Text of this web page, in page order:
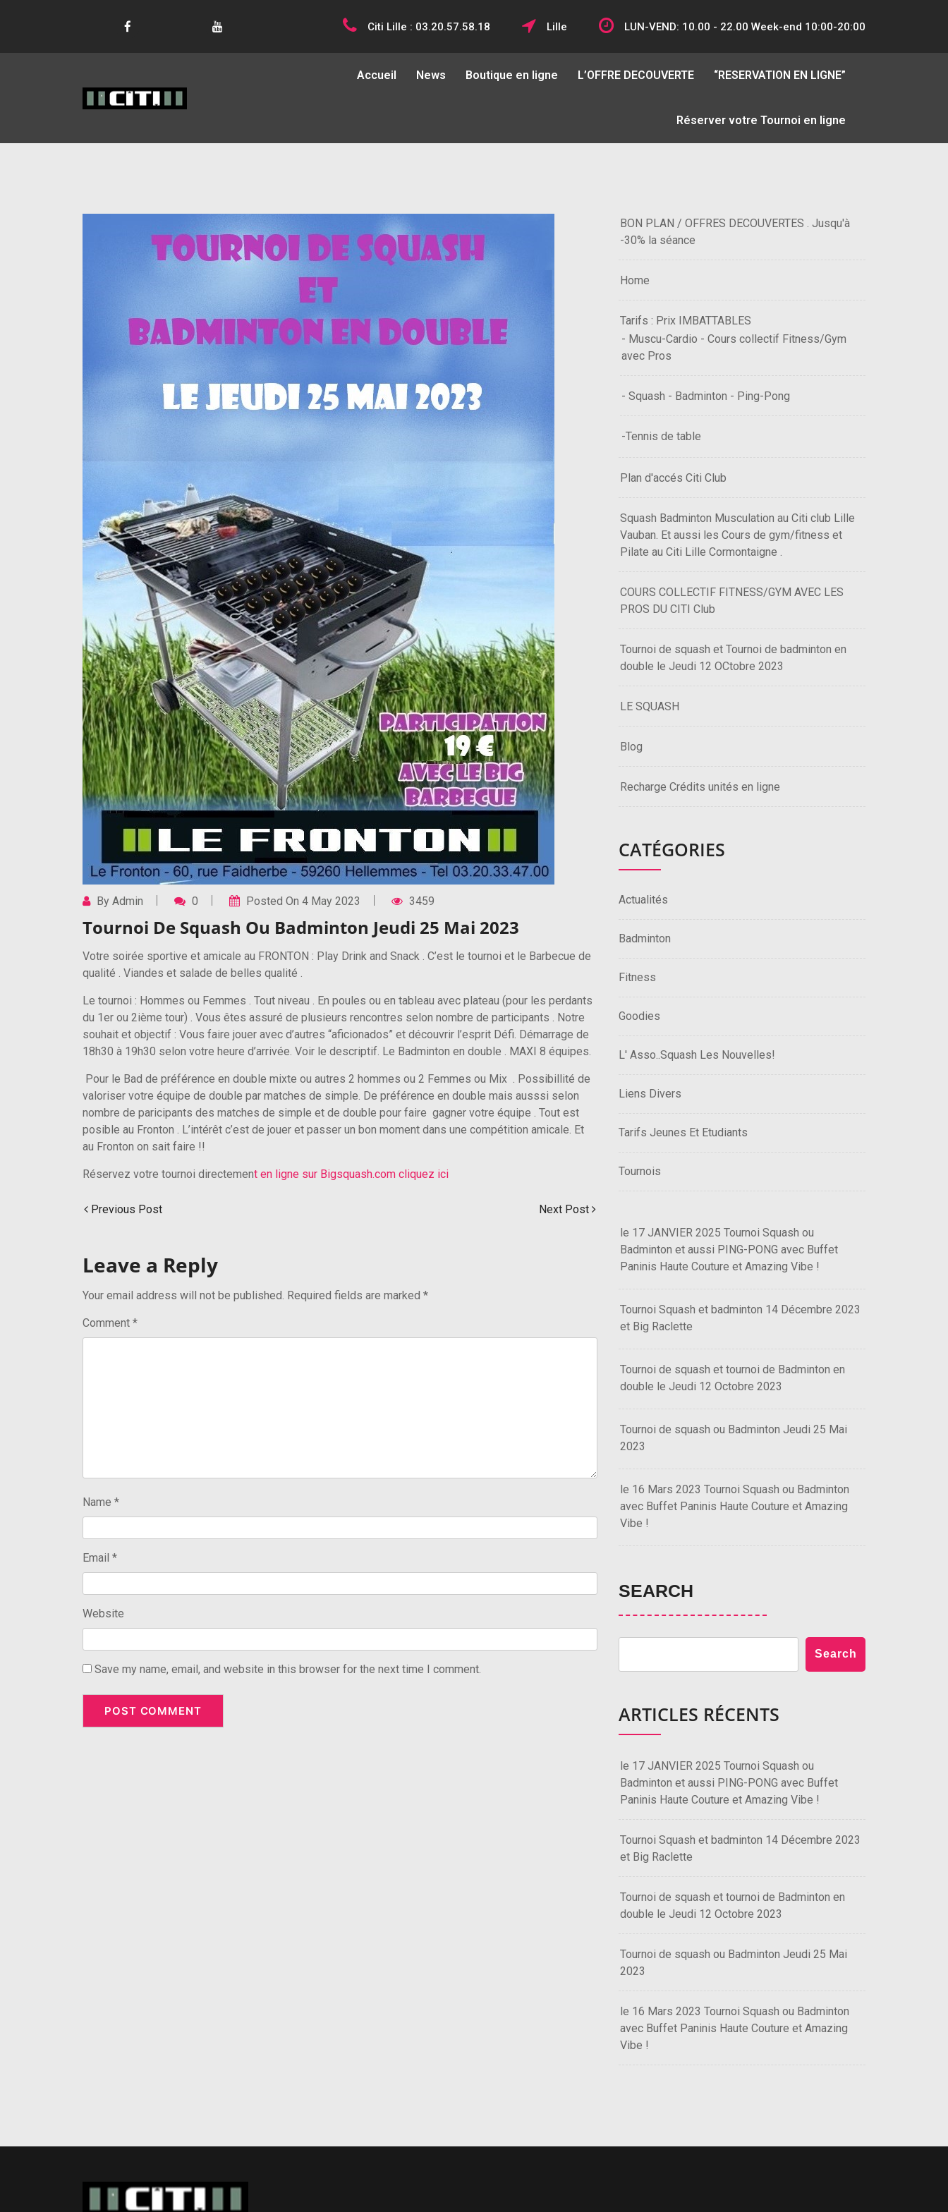
Citi Lille : 03.20.57.58.18 Lille LUN-VEND: 10.00 - 22.00 Week-end 10:00-20:00
Accueil News Boutique en ligne L’OFFRE DECOUVERTE “RESERVATION EN LIGNE”
Réserver votre Tournoi en ligne
By Admin 0 Posted On 4 May 2023 3459
Tournoi De Squash Ou Badminton Jeudi 25 Mai 2023
Votre soirée sportive et amicale au FRONTON : Play Drink and Snack . C’est le tournoi et le Barbecue de
qualité . Viandes et salade de belles qualité .
Le tournoi : Hommes ou Femmes . Tout niveau . En poules ou en tableau avec plateau (pour les perdants
du 1er ou 2ième tour) . Vous êtes assuré de plusieurs rencontres selon nombre de participants . Notre
souhait et objectif : Vous faire jouer avec d’autres “aficionados” et découvrir l’esprit Défi. Démarrage de
18h30 à 19h30 selon votre heure d’arrivée. Voir le descriptif. Le Badminton en double . MAXI 8 équipes.
Pour le Bad de préférence en double mixte ou autres 2 hommes ou 2 Femmes ou Mix . Possibillité de
valoriser votre équipe de double par matches de simple. De préférence en double mais ausssi selon
nombre de paricipants des matches de simple et de double pour faire gagner votre équipe . Tout est
posible au Fronton . L’intérêt c’est de jouer et passer un bon moment dans une compétition amicale. Et
au Fronton on sait faire !!
Réservez votre tournoi directement en ligne sur Bigsquash.com cliquez ici
Previous Post Next Post
Leave a Reply
Your email address will not be published. Required fields are marked *
Comment *
Name *
Email *
Website
Save my name, email, and website in this browser for the next time I comment.
BON PLAN / OFFRES DECOUVERTES . Jusqu'à
-30% la séance
Home
Tarifs : Prix IMBATTABLES
- Muscu-Cardio - Cours collectif Fitness/Gym
avec Pros
- Squash - Badminton - Ping-Pong
-Tennis de table
Plan d'accés Citi Club
Squash Badminton Musculation au Citi club Lille
Vauban. Et aussi les Cours de gym/fitness et
Pilate au Citi Lille Cormontaigne .
COURS COLLECTIF FITNESS/GYM AVEC LES
PROS DU CITI Club
Tournoi de squash et Tournoi de badminton en
double le Jeudi 12 OCtobre 2023
LE SQUASH
Blog
Recharge Crédits unités en ligne
CATÉGORIES
Actualités
Badminton
Fitness
Goodies
L' Asso..Squash Les Nouvelles!
Liens Divers
Tarifs Jeunes Et Etudiants
Tournois
le 17 JANVIER 2025 Tournoi Squash ou
Badminton et aussi PING-PONG avec Buffet
Paninis Haute Couture et Amazing Vibe !
Tournoi Squash et badminton 14 Décembre 2023
et Big Raclette
Tournoi de squash et tournoi de Badminton en
double le Jeudi 12 Octobre 2023
Tournoi de squash ou Badminton Jeudi 25 Mai
2023
le 16 Mars 2023 Tournoi Squash ou Badminton
avec Buffet Paninis Haute Couture et Amazing
Vibe !
SEARCH
Search
ARTICLES RÉCENTS
le 17 JANVIER 2025 Tournoi Squash ou
Badminton et aussi PING-PONG avec Buffet
Paninis Haute Couture et Amazing Vibe !
Tournoi Squash et badminton 14 Décembre 2023
et Big Raclette
Tournoi de squash et tournoi de Badminton en
double le Jeudi 12 Octobre 2023
Tournoi de squash ou Badminton Jeudi 25 Mai
2023
le 16 Mars 2023 Tournoi Squash ou Badminton
avec Buffet Paninis Haute Couture et Amazing
Vibe !